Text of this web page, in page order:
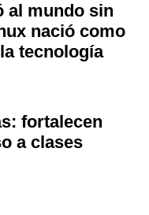
al mundo sin
nació como
tecnología
fortalecen
a clases